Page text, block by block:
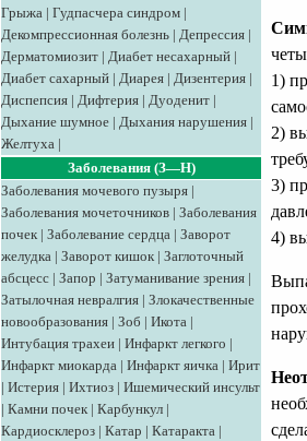
Грыжа | Гудпасчера синдром |
Декомпрессионная болезнь | Депрессия |
Дерматомиозит | Диабет несахарный |
Диабет сахарный | Диарея | Дизентерия |
Диспепсия | Дифтерия | Дуоденит |
Дыхание шумное | Дыхания нарушения |
Желтуха |
Заболевания (З—Н)
Заболевания мочевого пузыря |
Заболевания мочеточников | Заболевания
почек | Заболевание сердца | Заворот
желудка | Заворот кишок | Заглоточный
абсцесс | Запор | Затуманивание зрения |
Затылочная невралгия | Злокачественные
новообразования | Зоб | Икота |
Интубация трахеи | Инфаркт легкого |
Инфаркт миокарда | Инфаркт яичка | Ирит
| Истерия | Ихтиоз | Ишемический инсульт
| Камни почек | Карбункул |
Кардиосклероз | Катар | Катаракта |
1)
2)
3)
4)